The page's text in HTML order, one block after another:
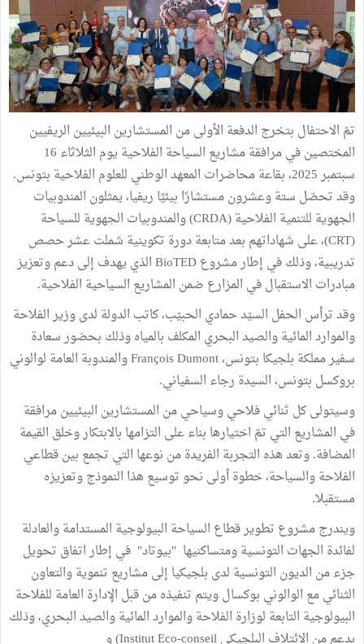
تمّ الاحتفال بتخرج الدفعة الأولى من المستشارين البيئيين الريفيين
المختصين في مرافقة مشاريع السياحة الفلاحية يوم الثلاثاء 16
سبتمبر 2025، بقاعة محاضرات المعهد الوطني للعلوم الفلاحية بتونس.
وقد تحصّل ستة وعشرون مستشارًا بيئيًا ريفيا، يمثلون المندوبيات
الجهوية للتنمية الفلاحية (CRDA) والمندوبيات الجهوية للسياحة
(CRT)، على شهاداتهم بعد متابعة دورة تكوينية شملت عشر حصص
تدريبية، وذلك في إطار مشروع BioTED الذي يهدف إلى دعم وتعزيز
مبادرات الاستقبال في المزارع ضمن المشاريع السياحية الفلاحية.
وقد ترأس الحفل السيّد حمادي الحبيّب، كاتب الدولة لدى وزير الفلاحة
والموارد المائية والصيد البحري المكلف بالمياه وذلك بحضور سعادة
سفير مملكة بلجيكا بتونس، François Dumont والمندوبة العامة لوالوني
بروكسل بتونس، السيدة رجاء السفياني.
وسيتولى كل ثنائي فلاحي وسياحي من المستشارين البيئيين مرافقة
في المشاريع التي تمّ اختيارها بناء على التزامها بالابتكار وخلق القيمة
المضافة. وتعد هذه التجربة الفريدة من نوعها التي تجمع بين قطاعي
الفلاحة والسياحة، خطوة أولى نحو توسيع هذا النموذج وتعزيزه
مستقبلا.
ويندرج مشروع تطوير قطاع السياحة البيولوجية المستدامة والعادلة
لفائدة الجهات التونسية ومتساكنيها "بيوتاد" في إطار اتفاق تحويل
جزء من الديون التونسية لدى بلجيكيا إلى مشاريع تنموية والتعاون
الثنائي مع الوالوني بوكسال ويتم تنفيذه من قبل الإدارة العامة للفلاحة
البيولوجية التابعة لوزارة الفلاحة والموارد المائية والصيد البحري، وذلك